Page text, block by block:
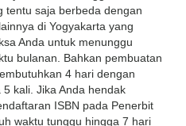
tentu saja berbeda dengan
di Yogyakarta yang
Anda untuk menunggu
bulanan. Bahkan pembuatan
4 hari dengan
kali. Jika Anda hendak
ISBN pada Penerbit
waktu tunggu hingga 7 hari